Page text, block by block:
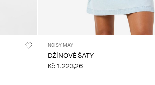
NOISY MAY
DŽÍNOVÉ ŠATY
Kč 1.223,26